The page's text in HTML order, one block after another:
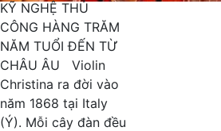
KỸ NGHỆ THỦ
CÔNG HÀNG TRĂM
NĂM TUỔI ĐẾN TỪ
CHÂU ÂU Violin
Christina ra đời vào
năm 1868 tại Italy
(Ý). Mỗi cây đàn đều